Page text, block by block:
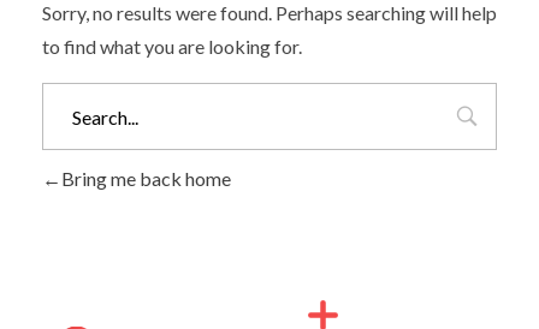
Sorry, no results were found. Perhaps searching will help
to find what you are looking for.
Bring me back home